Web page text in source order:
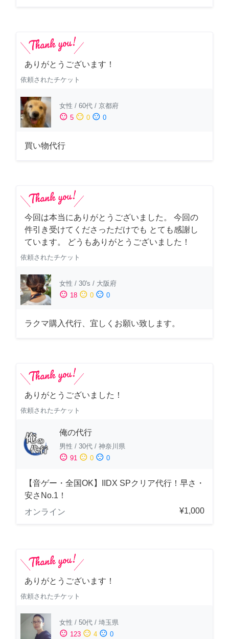
ありがとうございます！
依頼されたチケット
女性 / 60代 / 京都府
sentiment_satisfied 5 sentiment_neutral 0 sentiment_dissatisfied 0
買い物代行
今回は本当にありがとうございました。 今回の
件引き受けてくださっただけでも とても感謝し
ています。 どうもありがとうございました！
依頼されたチケット
女性 / 30's / 大阪府
sentiment_satisfied 18 sentiment_neutral 0 sentiment_dissatisfied 0
ラクマ購入代行、宜しくお願い致します。
ありがとうございました！
依頼されたチケット
俺の代行
男性 / 30代 / 神奈川県
sentiment_satisfied 91 sentiment_neutral 0 sentiment_dissatisfied 0
【音ゲー・全国OK】IIDX SPクリア代行！早さ・
安さNo.1！
オンライン
¥1,000
ありがとうございます！
依頼されたチケット
女性 / 50代 / 埼玉県
sentiment_satisfied 123 sentiment_neutral 4 sentiment_dissatisfied 0